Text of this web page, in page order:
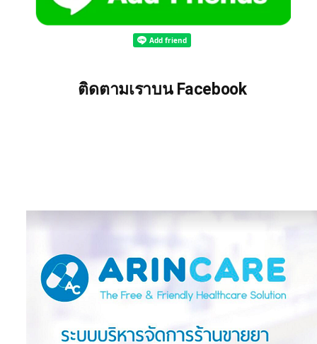
ติดตามเราบน Facebook